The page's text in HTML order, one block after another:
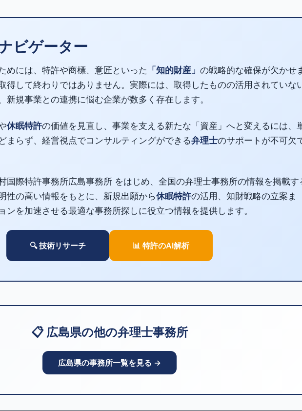
ビゲーター
めには、特許や商標、意匠といった 「知的財産」 の戦略的な確保が欠かせ
得して終わりではありません。実際には、取得したものの活用されていな
新規事業との連携に悩む企業が数多く存在します。
休眠特許の価値を見直し、事業を支える新たな「資産」へと変えるには、
まらず、経営視点でコンサルティングができる弁理士のサポートが不可欠
国際特許事務所広島事務所 をはじめ、全国の弁理士事務所の情報を掲載す
性の高い情報をもとに、新規出願から休眠特許の活用、知財戦略の立案ま
ンを加速させる最適な事務所探しに役立つ情報を提供します。
🔍 技術リサーチ 📊 特許のAI解析
📋 広島県の他の弁理士事務所
広島県の事務所一覧を見る →